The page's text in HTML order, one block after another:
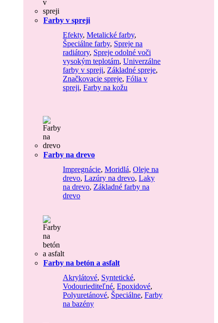
Farby v spreji
Efekty, Metalické farby,
Špeciálne farby, Spreje na
radiátory, Spreje odolné voči
vysokým teplotám, Univerzálne
farby v spreji, Základné spreje,
Značkovacie spreje, Fólia v
spreji, Farby na kožu
Farby na drevo
Impregnácie, Moridlá, Oleje na
drevo, Lazúry na drevo, Laky
na drevo, Základné farby na
drevo
Farby na betón a asfalt
Akrylátové, Syntetické,
Vodouriediteľné, Epoxidové,
Polyuretánové, Špeciálne, Farby
na bazény